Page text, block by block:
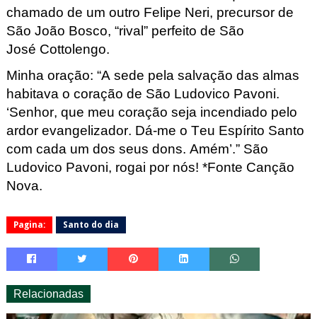
chamado de um outro Felipe Neri, precursor de
São João Bosco, “rival” perfeito de São
José Cottolengo.
Minha oração: “A sede pela salvação das almas
habitava o coração de São Ludovico Pavoni.
‘Senhor, que meu coração seja incendiado pelo
ardor evangelizador. Dá-me o Teu Espírito Santo
com cada um dos seus dons. Amém’.” São
Ludovico Pavoni, rogai por nós! *Fonte Canção
Nova.
Pagina: Santo do dia
Relacionadas